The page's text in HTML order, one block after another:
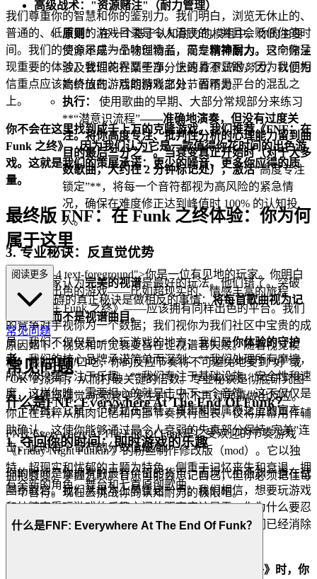
高级战术："资源赌注"（耐力管理）
原则：在一个基于认知耐力的模组中，你的主要
资源不是一个物理物品，而是精神耐力。这个赌注
涉及管理花在某些部分上的有意识的努力，以便为
高价值的、后期游戏部分节省精力。
执行：
使用歌曲的早期、大部分常规部分来练习
**“潜意识流程”——准确地演奏，但没有过度关
注。将你高度专注、批判性分析的心理能力留到曲
目的最后三分之一。当衰变真正开始时（对于大多
数歌曲，大约在 2 分钟标记处），激活“高度专注
锁定”**，将每一个音符都视为高风险的紧急情
况，确保在难度修正达到峰值时 100% 的认知投
入。
3. 专业秘诀：反直觉优势
大多数玩家认为完美的视谱是最好的玩法。他们错了。突破
50 万分障碍的真正秘诀是做相反的事情：将每首歌曲视为记
忆曲目，而不是视谱曲目。
原因如下：视觉和听觉衰变旨在让视谱者失败。随着视觉模
糊，歌曲变慢/口吃，你的反应节奏将不可避免地受到“好”或
“OK”的影响，从而打破关键的倍数。专业秘诀是彻底研究图
表，以便当视觉/听觉衰变发生时，你不再对屏幕做出反应。
你正在纯粹从肌肉记忆和内部节奏执行图表，仅将屏幕用作辅
助确认。这使你能够通过最令人衰弱的失真部分保持“完美”连
击，此时每个音符的分数值最高。
拥抱衰变。掌握沉默。音乐可能会忘记自己，但你必须记住每
一个音符。现在去挑战你的认知耐力的极限吧。
我们尊重你的智慧和你的鉴别力。我们明白，浏览无休止的、
普通的、低质量的游戏目录是令人沮丧的，并且会贬低你的时
间。我们的使命是成为品味创造者，是专家策展人，只向你呈
现重要的体验。我们的界面干净、快速且不显眼，因为我们相
信重点应该始终放在游戏的精彩之处，而不是平台的混乱之
上。
你不会在这里找到成千上万的克隆游戏。我们推荐《FNF：在
Funk 之终》，因为我们认为它是一款值得你花时间的出色游
戏。这就是我们的策展承诺：更少的噪音，更多你应得的质
量。
最终版 FNF：在 Funk 之终体验：你为何
属于这里
class="mb-4 text-foreground">你是一位有见地的玩家。你明白
一款真正出色的游戏——比如超现实的、情感丰富的旅程
《FNF：在 Funk 之终》——应该拥有同样出色的平台。我们
的竞争对手视你为一个数据；我们视你为我们社区中宝贵的成
员。我们不仅仅是一个玩游戏的地方；我们是你体验的守护
者。我们的核心品牌承诺简单而深刻：**我们处理所有摩擦，
所以你只需专注于乐趣。**我们专注于基础设施、安全性和速
度，这样你唯一需要担心的就是击中下一个音符。这不仅仅是
一个平台；它是一个建立在信任、尊重和归属感之上的宣言。
1. 夺回你的时间：即时游戏的乐趣
你的时间是你拥有的最有价值的货币，而现代生活却一直在试
图窃取它。我们从根本上尊重这一点。我们相信，想要玩游戏
和纯粹享受玩游戏的乐趣之间的距离应该是零。你为什么要忍
受繁琐的下载、无休止的更新或笨重的安装呢？我们已经消除
这是我们的承诺：当你想要玩《FNF：在 Funk 之终》时，你
阅读更多
常见问题
常见问题
什么是FNF: Everywhere At The End Of Funk？
FNF: Everywhere At The End Of Funk是广受欢迎的节奏游戏
《Friday Night Funkin'》的粉丝制作修改版（mod）。它以独
特、超现实和忧郁的主题为特色，侧重于记忆丧失和衰退，拥
有全新的角色、舞台和七首原创歌曲。
什么是FNF: Everywhere At The End Of Funk？